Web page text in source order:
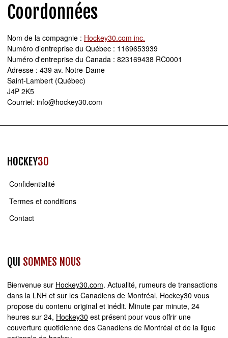
Coordonnées
Nom de la compagnie : Hockey30.com inc.
Numéro d’entreprise du Québec : 1169653939
Numéro d'entreprise du Canada : 823169438 RC0001
Adresse : 439 av. Notre-Dame
Saint-Lambert (Québec)
J4P 2K5
Courriel: info@hockey30.com
HOCKEY30
Confidentialité
Termes et conditions
Contact
QUI SOMMES NOUS
Bienvenue sur Hockey30.com. Actualité, rumeurs de transactions
dans la LNH et sur les Canadiens de Montréal, Hockey30 vous
propose du contenu original et inédit. Minute par minute, 24
heures sur 24, Hockey30 est présent pour vous offrir une
couverture quotidienne des Canadiens de Montréal et de la ligue